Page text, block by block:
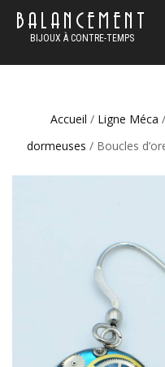
BALANCEMENT
BIJOUX À CONTRE-TEMPS
Accueil / Ligne Méca /
dormeuses / Boucles